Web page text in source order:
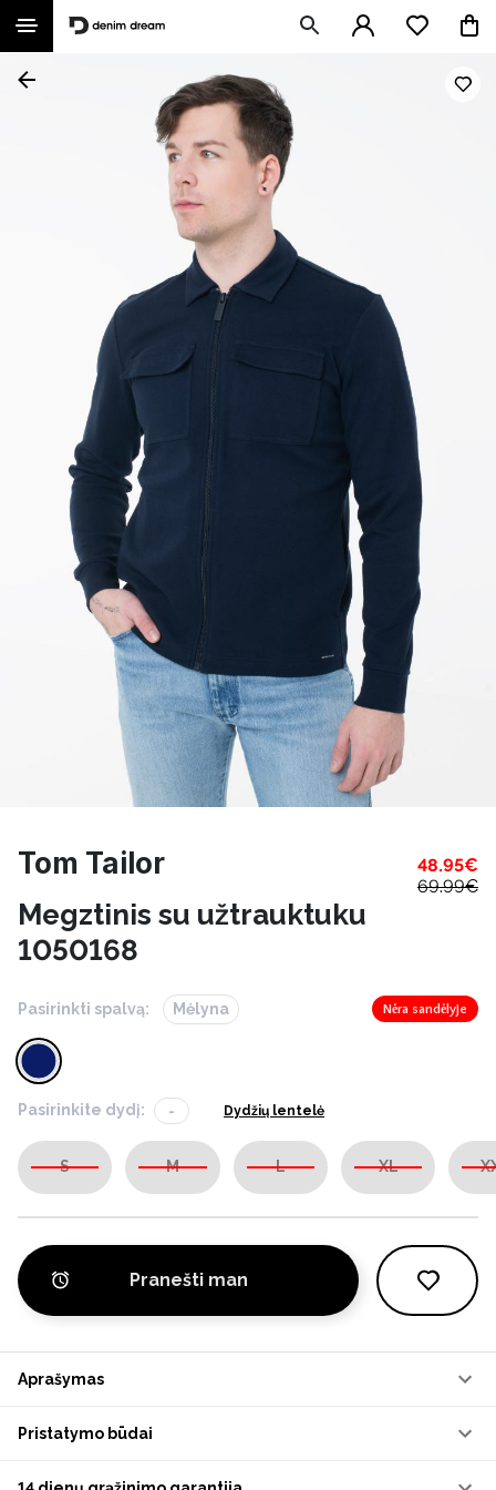
Tom Tailor 48.95€
69.99€
Megztinis su užtrauktuku
1050168
Pasirinkti spalvą: Mėlyna Nėra sandėlyje
Pasirinkite dydį: - Dydžių lentelė
S M L XL
Pranešti man
Aprašymas
Pristatymo būdai